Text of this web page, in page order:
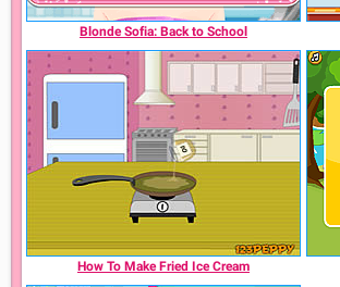
Blonde Sofia: Back to School
How To Make Fried Ice Cream